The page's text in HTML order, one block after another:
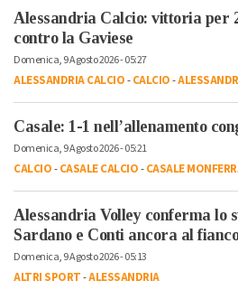
Alessandria Calcio: vittoria per
contro la Gaviese
Domenica, 9 Agosto 2026 - 05:27
ALESSANDRIA CALCIO-CALCIO-
Casale: 1-1 nell’allenamento
Domenica, 9 Agosto 2026 - 05:21
CALCIO-CASALE CALCIO-CASALE
Alessandria Volley conferma lo
Sardano e Conti ancora al
Domenica, 9 Agosto 2026 - 05:13
ALTRI SPORT-ALESSANDRIA